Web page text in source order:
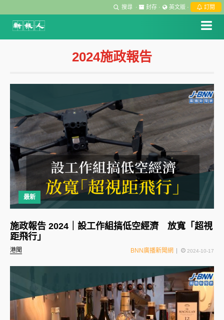
搜尋 · 封存 · 英文版 · 訂閱
2024施政報告
最新
港聞
施政報告 2024｜設工作組搞低空經濟 放寬「超視
距飛行」
BNN廣播新聞網 2024-10-17